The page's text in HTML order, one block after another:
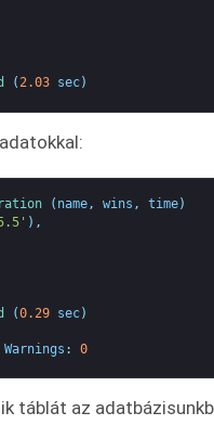
(2.03 sec)
( name, wins , time)
) ,
(0.29 sec)
Warnings : 0
táblát az